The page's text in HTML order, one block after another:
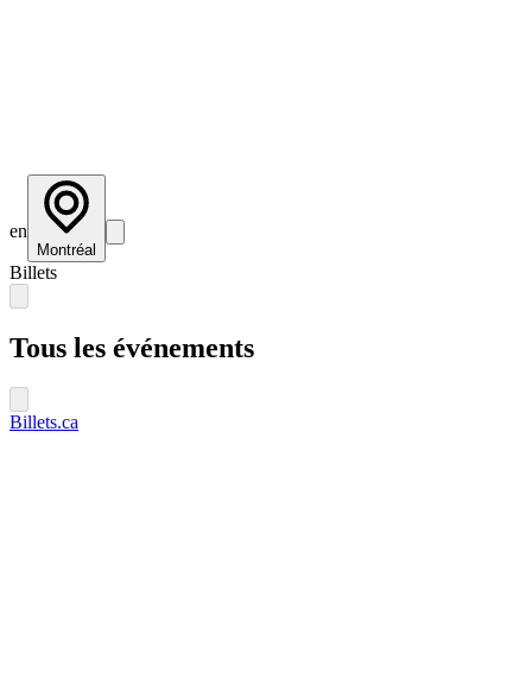
en
Montréal
Billets
Tous les événements
Billets.ca